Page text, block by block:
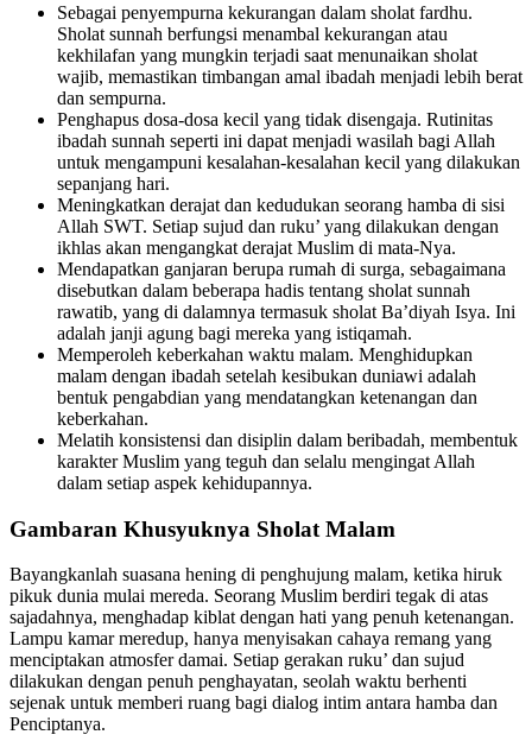
Sebagai penyempurna kekurangan dalam sholat fardhu.
Sholat sunnah berfungsi menambal kekurangan atau
kekhilafan yang mungkin terjadi saat menunaikan sholat
wajib, memastikan timbangan amal ibadah menjadi lebih berat
dan sempurna.
Penghapus dosa-dosa kecil yang tidak disengaja. Rutinitas
ibadah sunnah seperti ini dapat menjadi wasilah bagi Allah
untuk mengampuni kesalahan-kesalahan kecil yang dilakukan
sepanjang hari.
Meningkatkan derajat dan kedudukan seorang hamba di sisi
Allah SWT. Setiap sujud dan ruku’ yang dilakukan dengan
ikhlas akan mengangkat derajat Muslim di mata-Nya.
Mendapatkan ganjaran berupa rumah di surga, sebagaimana
disebutkan dalam beberapa hadis tentang sholat sunnah
rawatib, yang di dalamnya termasuk sholat Ba’diyah Isya. Ini
adalah janji agung bagi mereka yang istiqamah.
Memperoleh keberkahan waktu malam. Menghidupkan
malam dengan ibadah setelah kesibukan duniawi adalah
bentuk pengabdian yang mendatangkan ketenangan dan
keberkahan.
Melatih konsistensi dan disiplin dalam beribadah, membentuk
karakter Muslim yang teguh dan selalu mengingat Allah
dalam setiap aspek kehidupannya.
Gambaran Khusyuknya Sholat Malam
Bayangkanlah suasana hening di penghujung malam, ketika hiruk
pikuk dunia mulai mereda. Seorang Muslim berdiri tegak di atas
sajadahnya, menghadap kiblat dengan hati yang penuh ketenangan.
Lampu kamar meredup, hanya menyisakan cahaya remang yang
menciptakan atmosfer damai. Setiap gerakan ruku’ dan sujud
dilakukan dengan penuh penghayatan, seolah waktu berhenti
sejenak untuk memberi ruang bagi dialog intim antara hamba dan
Penciptanya.